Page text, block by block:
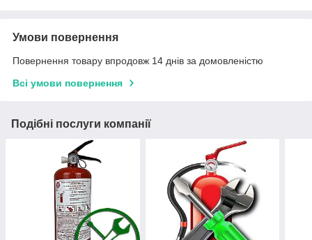
Умови повернення
Повернення товару впродовж 14 днів за домовленістю
Всі умови повернення
Подібні послуги компанії